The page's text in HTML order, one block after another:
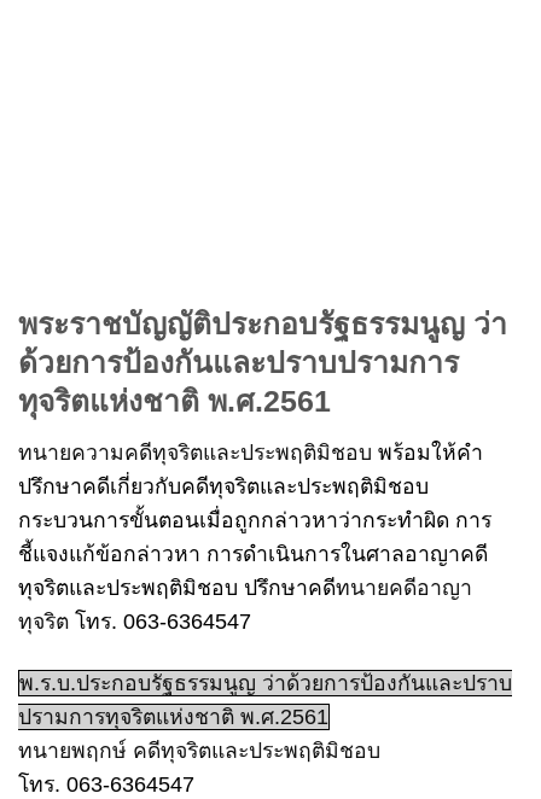
พระราชบัญญัติประกอบรัฐธรรมนูญ ว่า
ด้วยการป้องกันและปราบปรามการ
ทุจริตแห่งชาติ พ.ศ.2561
ทนายความคดีทุจริตและประพฤติมิชอบ พร้อมให้คำ
ปรึกษาคดีเกี่ยวกับคดีทุจริตและประพฤติมิชอบ
กระบวนการขั้นตอนเมื่อถูกกล่าวหาว่ากระทำผิด การ
ชี้แจงแก้ข้อกล่าวหา การดำเนินการในศาลอาญาคดี
ทุจริตและประพฤติมิชอบ ปรึกษาคดีทนายคดีอาญา
ทุจริต โทร. 063-6364547
พ.ร.บ.ประกอบรัฐธรรมนูญ ว่าด้วยการป้องกันและปราบ
ปรามการทุจริตแห่งชาติ พ.ศ.2561
ทนายพฤกษ์ คดีทุจริตและประพฤติมิชอบ
โทร. 063-6364547